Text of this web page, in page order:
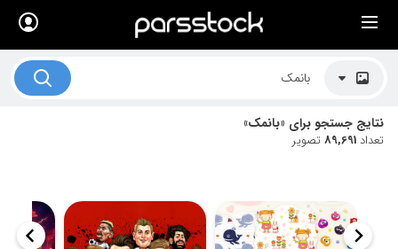
نتایج جستجو برای «بانمک»
تعداد 89,691تصویر
× لیست قیمت ها
موضوعات تصاویر
هنرمندان ایرانی
کسب درآمد از فروش تصاویر